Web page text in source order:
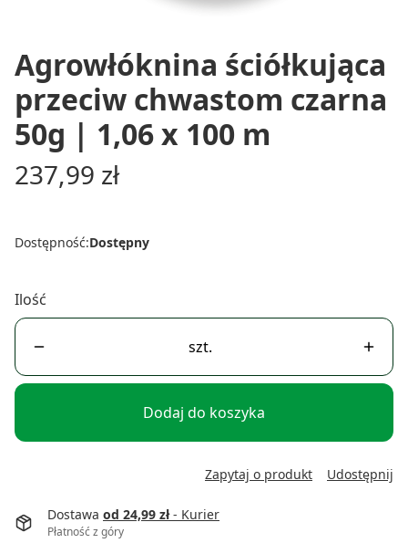
Agrowłóknina ściółkująca
przeciw chwastom czarna
50g | 1,06 x 100 m
Cena
237,99 zł
Dostępność:Dostępny
Ilość
szt.
Dodaj do koszyka
Zapytaj o produkt Udostępnij
Dostawa od 24,99 zł- Kurier
Płatność z góry